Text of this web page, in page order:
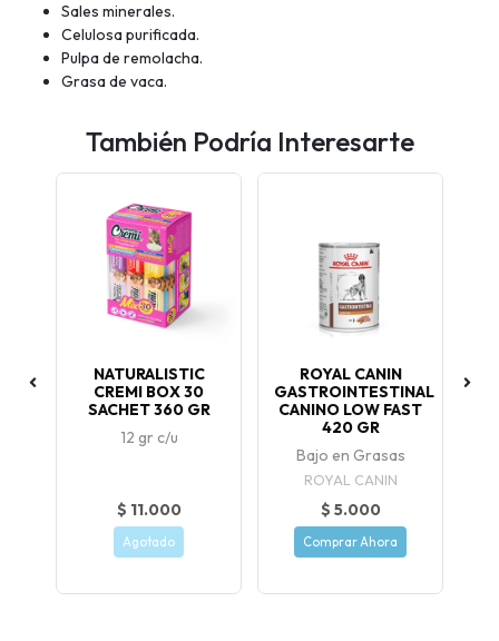
Sales minerales.
Celulosa purificada.
Pulpa de remolacha.
Grasa de vaca.
También Podría Interesarte
NATURALISTIC
CREMI BOX 30
SACHET 360 GR
12 gr c/u
$ 11.000
Agotado
ROYAL CANIN
GASTROINTESTINAL
CANINO LOW FAST
420 GR
Bajo en Grasas
ROYAL CANIN
$ 5.000
Comprar Ahora